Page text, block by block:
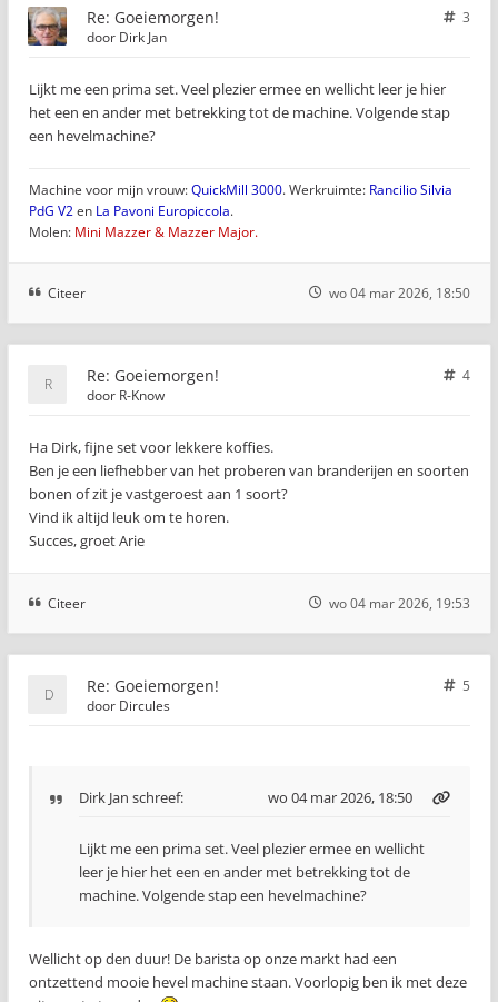
Re: Goeiemorgen!
3
door Dirk Jan
Lijkt me een prima set. Veel plezier ermee en wellicht leer je hier
het een en ander met betrekking tot de machine. Volgende stap
een hevelmachine?
Machine voor mijn vrouw:QuickMill 3000. Werkruimte: Rancilio Silvia
PdG V2en La Pavoni Europiccola.
Molen: Mini Mazzer & Mazzer Major.
Citeer wo 04 mar 2026, 18:50
Re: Goeiemorgen!
4
door R-Know
Ha Dirk, fijne set voor lekkere koffies.
Ben je een liefhebber van het proberen van branderijen en soorten
bonen of zit je vastgeroest aan 1 soort?
Vind ik altijd leuk om te horen.
Succes, groet Arie
Citeer wo 04 mar 2026, 19:53
Re: Goeiemorgen!
5
door Dircules
Dirk Jan schreef: wo 04 mar 2026, 18:50
Lijkt me een prima set. Veel plezier ermee en wellicht
leer je hier het een en ander met betrekking tot de
machine. Volgende stap een hevelmachine?
Wellicht op den duur! De barista op onze markt had een
ontzettend mooie hevel machine staan. Voorlopig ben ik met deze